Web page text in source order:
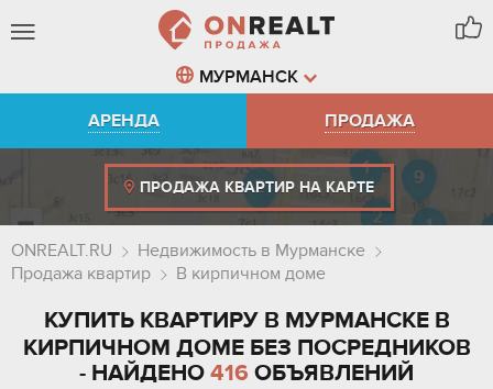
МУРМАНСК
АРЕНДА
ПРОДАЖА
ПРОДАЖА КВАРТИР НА КАРТЕ
ONREALT.RU
Недвижимость в Мурманске
Продажа квартир
В кирпичном доме
КУПИТЬ КВАРТИРУ В МУРМАНСКЕ В
КИРПИЧНОМ ДОМЕ БЕЗ ПОСРЕДНИКОВ
- НАЙДЕНО 416 ОБЪЯВЛЕНИЙ